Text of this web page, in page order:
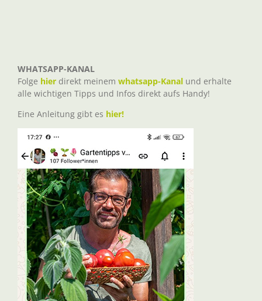
WHATSAPP-KANAL
Folge hier direkt meinem whatsapp-Kanal und erhalte
alle wichtigen Tipps und Infos direkt aufs Handy!
Eine Anleitung gibt es hier!